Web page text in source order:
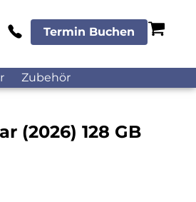
Termin Buchen
Zubehör
(2026) 128 GB